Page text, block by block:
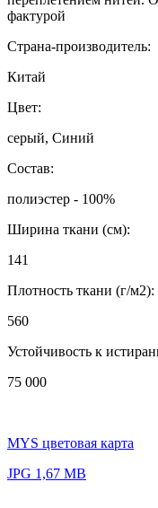
фактурой
Страна-производитель:
Китай
Цвет:
серый, Синий
Состав:
полиэстер - 100%
Ширина ткани (см):
141
Плотность ткани (г/м2):
560
Устойчивость к
75 000
MYS цветовая карта
JPG 1,67 MB